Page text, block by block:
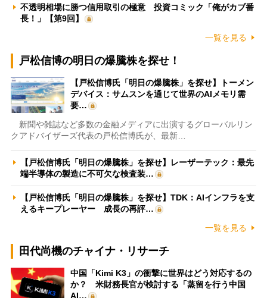
不透明相場に勝つ信用取引の極意 投資コミック「俺がカブ番
長！」【第9回】
一覧を見る
戸松信博の明日の爆騰株を探せ！
【戸松信博氏「明日の爆騰株」を探せ】トーメン
デバイス：サムスンを通じて世界のAIメモリ需
要…
新聞や雑誌など多数の金融メディアに出演するグローバルリン
クアドバイザーズ代表の戸松信博氏が、最新…
【戸松信博氏「明日の爆騰株」を探せ】レーザーテック：最先
端半導体の製造に不可欠な検査装…
【戸松信博氏「明日の爆騰株」を探せ】TDK：AIインフラを支
えるキープレーヤー 成長の再評…
一覧を見る
田代尚機のチャイナ・リサーチ
中国「Kimi K3」の衝撃に世界はどう対応するの
か？ 米財務長官が検討する「蒸留を行う中国
AI…